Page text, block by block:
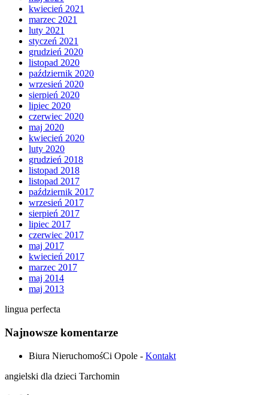
kwiecień 2021
marzec 2021
luty 2021
styczeń 2021
grudzień 2020
listopad 2020
październik 2020
wrzesień 2020
sierpień 2020
lipiec 2020
czerwiec 2020
maj 2020
kwiecień 2020
luty 2020
grudzień 2018
listopad 2018
listopad 2017
październik 2017
wrzesień 2017
sierpień 2017
lipiec 2017
czerwiec 2017
maj 2017
kwiecień 2017
marzec 2017
maj 2014
maj 2013
lingua perfecta
Najnowsze komentarze
Biura NieruchomośCi Opole - Kontakt
angielski dla dzieci Tarchomin